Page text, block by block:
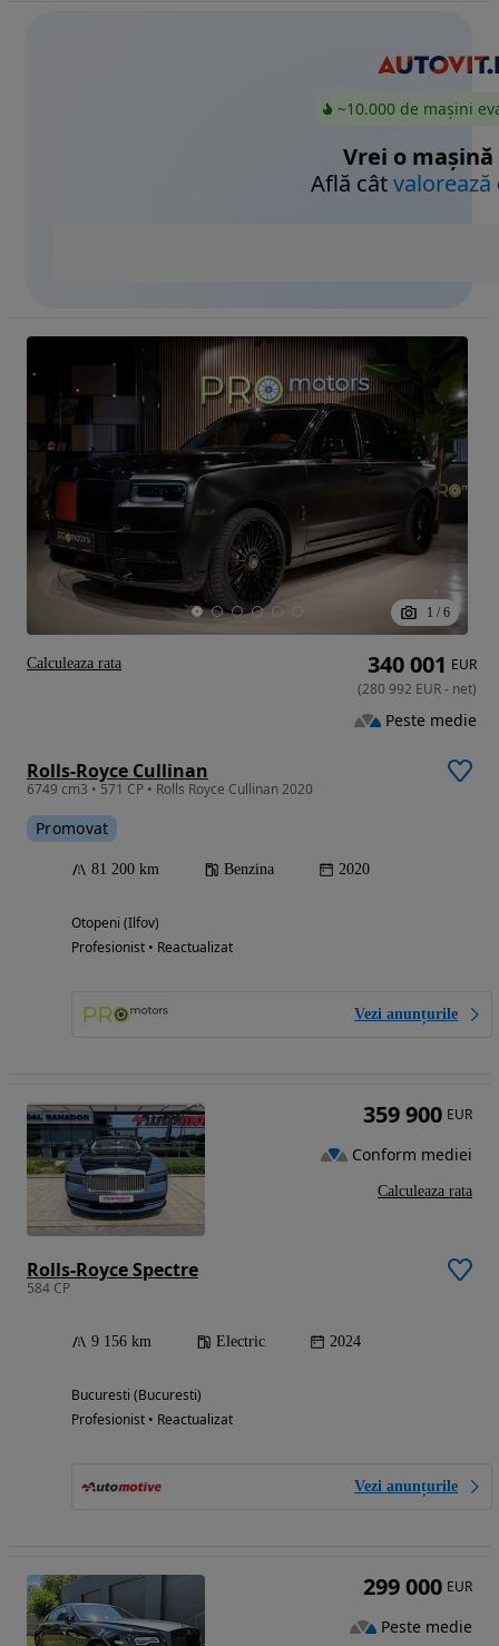
~10.000 de mașini
Vrei o mașină
Află câtvalorează
1 / 6
Rolls-Royce Cullinan
6749 cm3 • 571 CP • Rolls Royce Cullinan 2020
Promovat
81 200 km Benzina 2020
Otopeni (Ilfov)
Profesionist • Reactualizat
Vezi anunțurile
340 001 EUR
(280 992 EUR- net)
Peste medie
Calculeaza rata
Rolls-Royce Spectre
584 CP
9 156 km Electric 2024
Bucuresti (Bucuresti)
Profesionist • Reactualizat
Vezi anunțurile
359 900 EUR
Conform mediei
Calculeaza rata
299 000 EUR
Peste medie